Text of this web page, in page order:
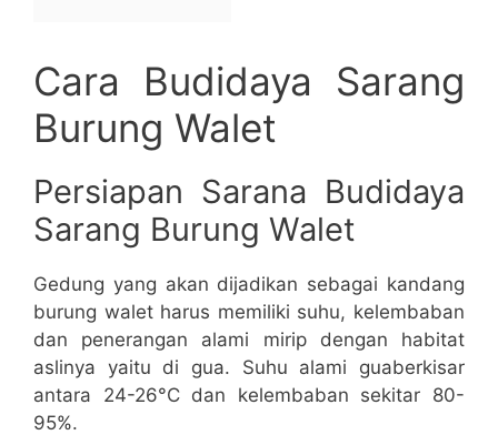
Cara Budidaya Sarang
Burung Walet
Persiapan Sarana Budidaya
Sarang Burung Walet
Gedung yang akan dijadikan sebagai kandang
burung walet harus memiliki suhu, kelembaban
dan penerangan alami mirip dengan habitat
aslinya yaitu di gua. Suhu alami guaberkisar
antara 24-26°C dan kelembaban sekitar 80-
95%.